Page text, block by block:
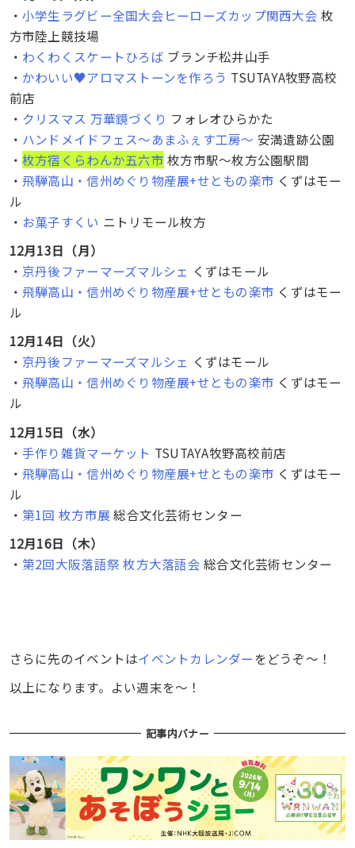
・ 小学生ラグビー全国大会ヒーローズカップ関西大会 枚
方市陸上競技場
・ わくわくスケートひろば ブランチ松井山手
・ かわいい♥️アロマストーンを作ろう TSUTAYA牧野高校
前店
・ クリスマス 万華鏡づくり フォレオひらかた
・ ハンドメイドフェス～あまふぇす工房～ 安満遺跡公園
・ 枚方宿くらわんか五六市 枚方市駅〜枚方公園駅間
・ 飛騨高山・信州めぐり物産展+せともの楽市 くずはモー
ル
・ お菓子すくい ニトリモール枚方
12月13日（月）
・ 京丹後ファーマーズマルシェ くずはモール
・ 飛騨高山・信州めぐり物産展+せともの楽市 くずはモー
ル
12月14日（火）
・ 京丹後ファーマーズマルシェ くずはモール
・ 飛騨高山・信州めぐり物産展+せともの楽市 くずはモー
ル
12月15日（水）
・ 手作り雑貨マーケット TSUTAYA牧野高校前店
・ 飛騨高山・信州めぐり物産展+せともの楽市 くずはモー
ル
・ 第1回 枚方市展総合文化芸術センター
12月16日（木）
・ 第2回大阪落語祭 枚方大落語会 総合文化芸術センター
さらに先のイベントはイベントカレンダー をどうぞ〜！
以上になります。よい週末を〜！
記事内バナー